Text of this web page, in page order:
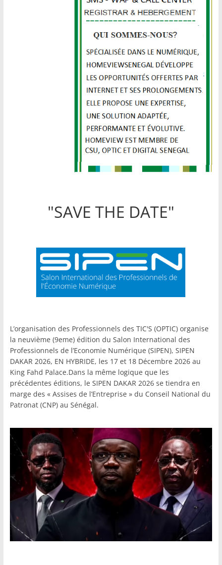
"SAVE THE DATE"
L’organisation des Professionnels des TIC'S (OPTIC) organise
la neuvième (9eme) édition du Salon International des
Professionnels de l’Economie Numérique (SIPEN), SIPEN
DAKAR 2026, EN HYBRIDE, les 17 et 18 Décembre 2026 au
King Fahd Palace.Dans la même logique que les
précédentes éditions, le SIPEN DAKAR 2026 se tiendra en
marge des « Assises de l’Entreprise » du Conseil National du
Patronat (CNP) au Sénégal.